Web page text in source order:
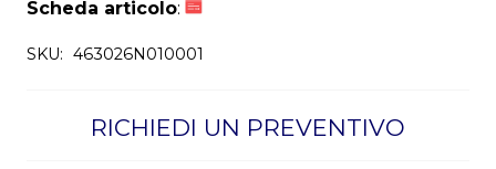
Scheda articolo:
SKU: 463026N010001
RICHIEDI UN PREVENTIVO